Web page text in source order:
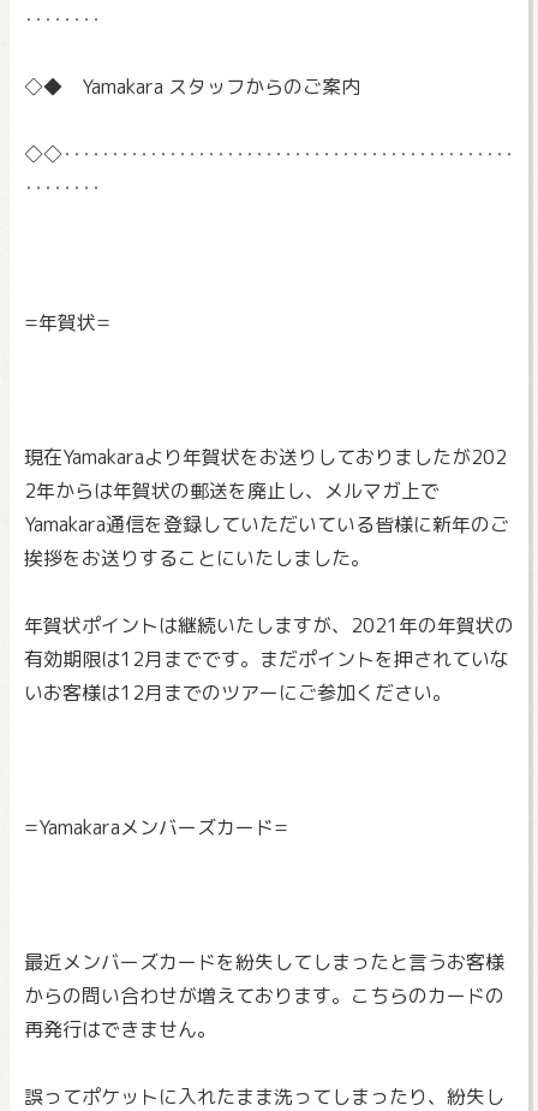
‥‥‥‥
◇◆ Yamakara スタッフからのご案内
‥‥‥‥
=年賀状=
現在Yamakaraより年賀状をお送りしておりましたが202
2年からは年賀状の郵送を廃止し、 メルマガ上で
Yamakara通信を登録していただいている皆様に新年のご
挨拶をお送りすることにいたしました。
年賀状ポイントは継続いたしますが、 2021年の年賀状の
有効期限は12月までです。 まだポイントを押されていな
いお客様は12月までのツアーにご参加ください。
=Yamakaraメンバーズカード=
最近メンバーズカードを紛失してしまったと言うお客様
からの問い合わせが増えております。こちらのカードの
再発行はできません。
誤ってポケットに入れたまま洗ってしまったり、 紛失し